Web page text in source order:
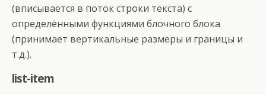
(вписывается в поток строки текста) с
определёнными функциями блочного блока
(принимает вертикальные размеры и границы и
т.д.).
list-item